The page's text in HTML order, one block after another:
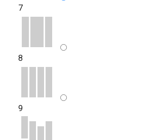
7
8
9